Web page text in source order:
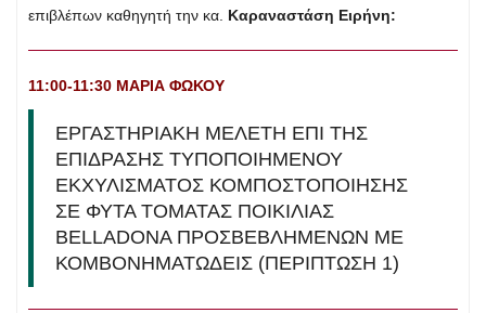
επιβλέπων καθηγητή την κα. Καραναστάση Ειρήνη:
11:00-11:30 ΜΑΡΙΑ ΦΩΚΟΥ
ΕΡΓΑΣΤΗΡΙΑΚΗ ΜΕΛΕΤΗ ΕΠΙ ΤΗΣ
ΕΠΙΔΡΑΣΗΣ ΤΥΠΟΠΟΙΗΜΕΝΟΥ
ΕΚΧΥΛΙΣΜΑΤΟΣ ΚΟΜΠΟΣΤΟΠΟΙΗΣΗΣ
ΣΕ ΦΥΤΑ ΤΟΜΑΤΑΣ ΠΟΙΚΙΛΙΑΣ
BELLADONA ΠΡΟΣΒΕΒΛΗΜΕΝΩΝ ΜΕ
ΚΟΜΒΟΝΗΜΑΤΩΔΕΙΣ (ΠΕΡΙΠΤΩΣΗ 1)